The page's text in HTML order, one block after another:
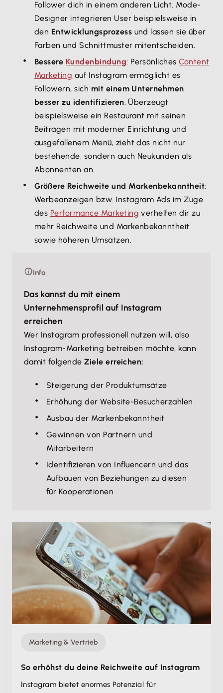
Follower dich in einem anderen Licht. Mode-
Designer integrieren User beispielsweise in
den Entwicklungsprozess und lassen sie über
Farben und Schnittmuster mitentscheiden.
Bessere Kundenbindung: PersönlichesContent
Marketing auf Instagram ermöglicht es
Followern, sich mit einem Unternehmen
besser zu identifizieren. Überzeugt
beispielsweise ein Restaurant mit seinen
Beiträgen mit moderner Einrichtung und
ausgefallenem Menü, zieht das nicht nur
bestehende, sondern auch Neukunden als
Abonnenten an.
Größere Reichweite und Markenbekanntheit:
Werbeanzeigen bzw. Instagram Ads im Zuge
des Performance Marketing verhelfen dir zu
mehr Reichweite und Markenbekanntheit
sowie höheren Umsätzen.
Info
Das kannst du mit einem
Unternehmensprofil auf Instagram
erreichen
Wer Instagram professionell nutzen will, also
Instagram-Marketing betreiben möchte, kann
damit folgendeZiele erreichen:
Steigerung der Produktumsätze
Erhöhung der Website-Besucherzahlen
Ausbau der Markenbekanntheit
Gewinnen von Partnern und
Mitarbeitern
Identifizieren von Influencern und das
Aufbauen von Beziehungen zu diesen
für Kooperationen
Marketing & Vertrieb
So erhöhst du deine Reichweite auf Instagram
Instagram bietet enormes Potenzial für